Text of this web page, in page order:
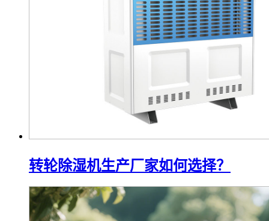
转轮除湿机生产厂家如何选择？